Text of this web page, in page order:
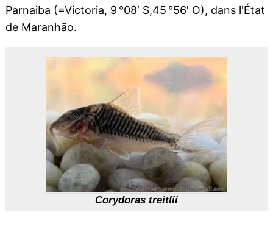
Parnaiba (=Victoria, 9 °08′ S,45 °56′ O), dans l'État
de Maranhão.
Corydoras treitlii